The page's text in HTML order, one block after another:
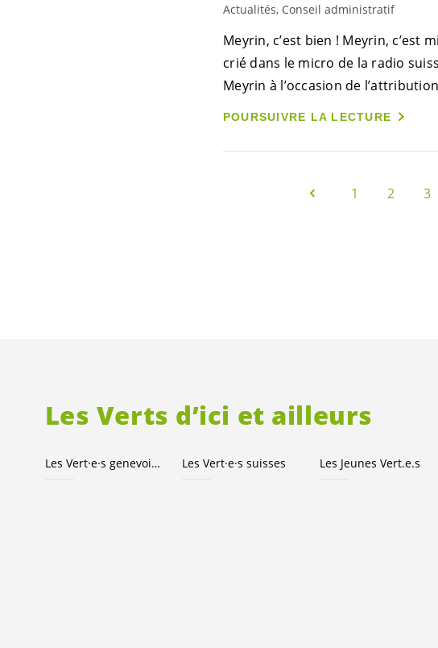
Actualités, Conseil administratif
Meyrin, c’est bien ! Meyrin, c’est
crié dans le micro de la radio
Meyrin à l’occasion de
POURSUIVRE LA LECTURE
1 2 3
Les Verts d’ici et ailleurs
Les Vert·e·s genevois·es LesVert·e·s suisses Les JeunesVert.e.s